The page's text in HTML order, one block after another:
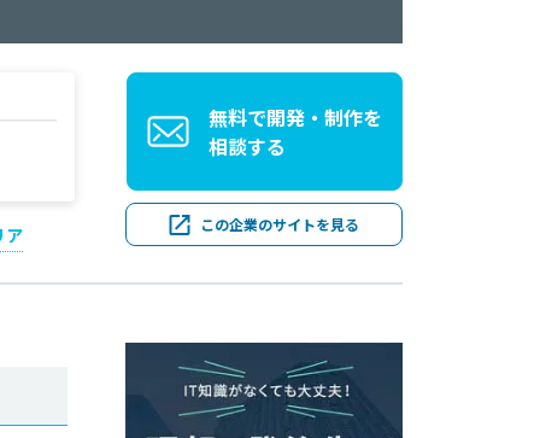
ア
無料で開発・制作を
相談する
この企業のサイトを見る